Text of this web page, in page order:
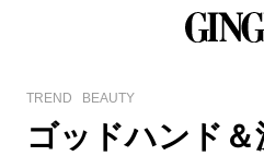
TREND BEAUTY
ゴッドハンド